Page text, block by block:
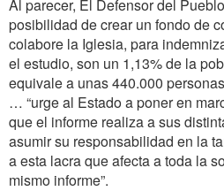
Al parecer, El Defensor del
posibilidad de crear un fondo de
colabore la Iglesia, para
el estudio, son un 1,13% de la
equivale a unas 440.000
… “urge al Estado a poner en
que el informe realiza a sus
asumir su responsabilidad en la
a esta lacra que afecta a toda la
mismo informe”.